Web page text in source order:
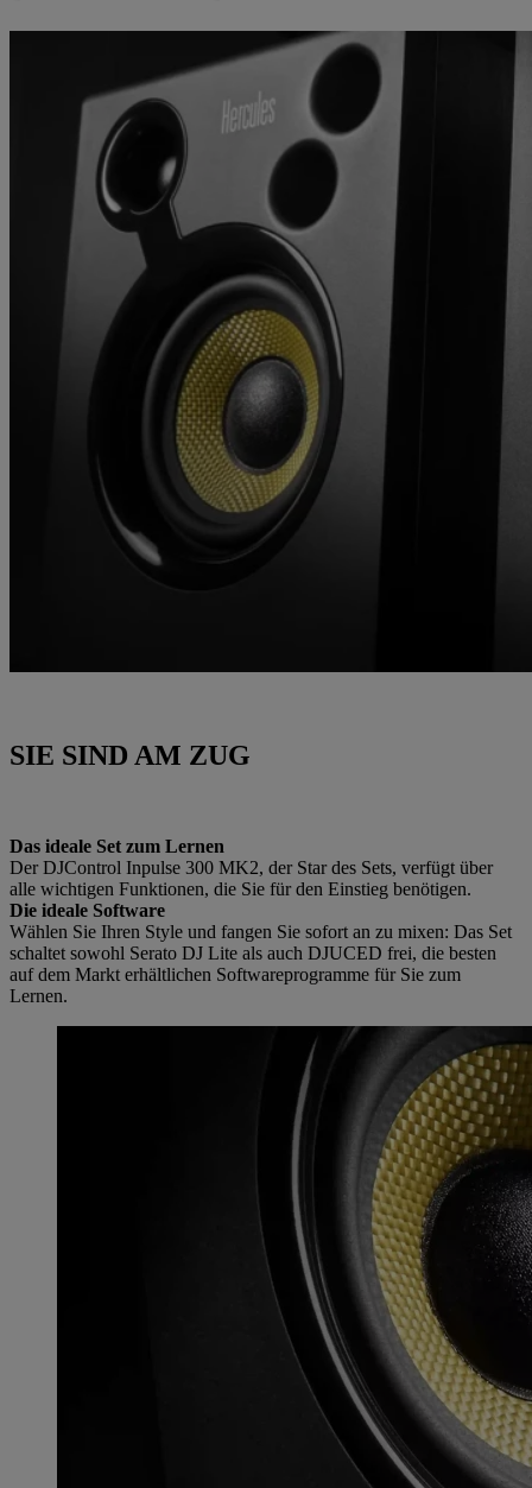
SIE SIND AM ZUG
Das ideale Set zum Lernen
Der DJControl Inpulse 300 MK2, der Star des Sets, verfügt über
alle wichtigen Funktionen, die Sie für den Einstieg benötigen.
Die ideale Software
Wählen Sie Ihren Style und fangen Sie sofort an zu mixen: Das Set
schaltet sowohl Serato DJ Lite als auch DJUCED frei, die besten
auf dem Markt erhältlichen Softwareprogramme für Sie zum
Lernen.